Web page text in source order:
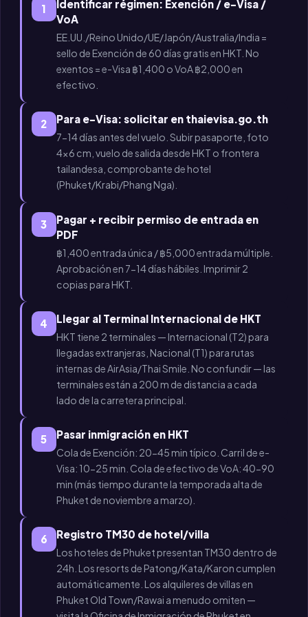
1
Identificar régimen: Exención / e-Visa /
VoA
EE.UU./Reino Unido/UE/Japón/Australia/India =
sello de Exención de 60 días gratis en HKT. No
exentos = e-Visa ฿1,400 o VoA ฿2,000 en
efectivo.
2 Para e-Visa: solicitar en thaievisa.go.th
7-14 días antes del vuelo. Subir pasaporte, foto
4×6 cm, vuelo de salida desde HKT o frontera
tailandesa, comprobante de hotel
(Phuket/Krabi/Phang Nga).
3
Pagar + recibir permiso de entrada en
PDF
฿1,400 entrada única / ฿5,000 entrada múltiple.
Aprobación en 7-14 días hábiles. Imprimir 2
copias para HKT.
4 Llegar al Terminal Internacional de HKT
HKT tiene 2 terminales — Internacional (T2) para
llegadas extranjeras, Nacional (T1) para rutas
internas de AirAsia/Thai Smile. No confundir — las
terminales están a 200 m de distancia a cada
lado de la carretera principal.
5 Pasar inmigración en HKT
Cola de Exención: 20-45 min típico. Carril de e-
Visa: 10-25 min. Cola de efectivo de VoA: 40-90
min (más tiempo durante la temporada alta de
Phuket de noviembre a marzo).
6 Registro TM30 de hotel/villa
Los hoteles de Phuket presentan TM30 dentro de
24h. Los resorts de Patong/Kata/Karon cumplen
automáticamente. Los alquileres de villas en
Phuket Old Town/Rawai a menudo omiten —